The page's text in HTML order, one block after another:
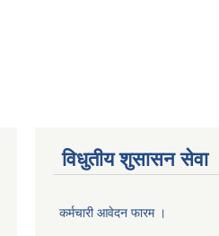
विधुतीय शुसासन सेवा
कर्मचारी आवेदन फारम ।